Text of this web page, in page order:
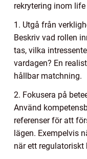
rekrytering inom
1. Utgå från
Beskriv vad rollen
tas, vilka
vardagen? En
hållbar matchning.
2. Fokusera på
Använd
referenser för att
lägen. Exempelvis
när ett regulatoriskt